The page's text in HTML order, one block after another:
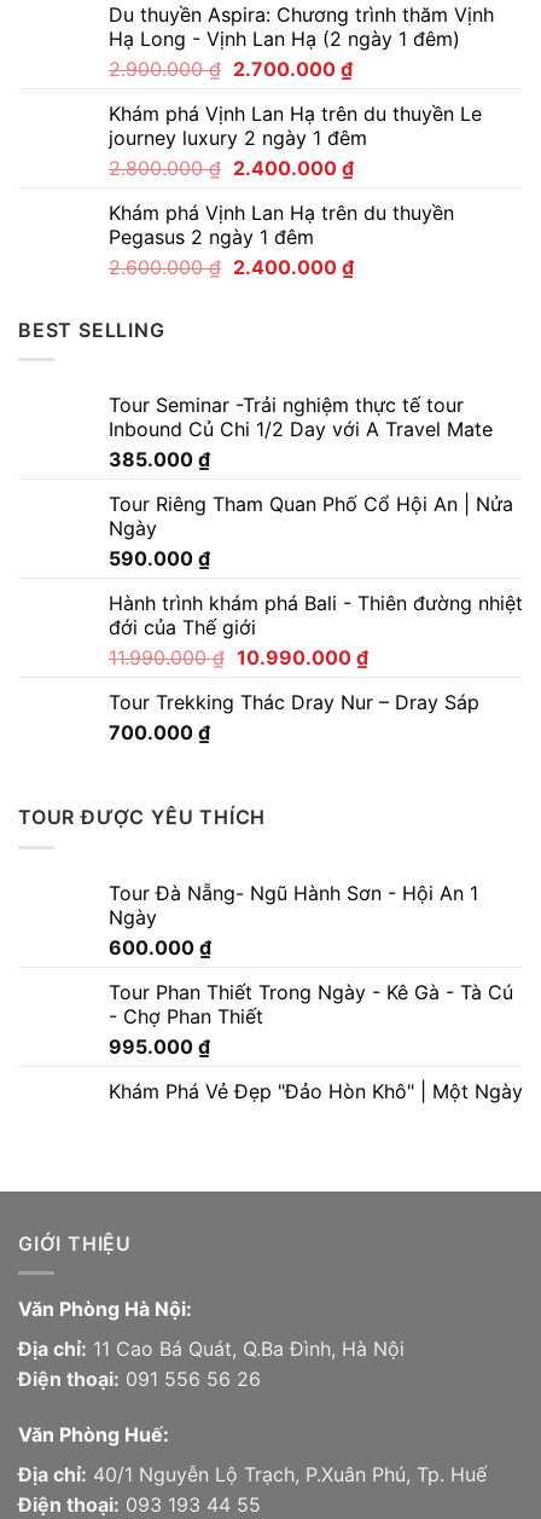
Du thuyền Aspira: Chương trình thăm Vịnh
Hạ Long - Vịnh Lan Hạ (2 ngày 1 đêm)
2.900.000₫ 2.700.000 ₫
Khám phá Vịnh Lan Hạ trên du thuyền Le
journey luxury 2 ngày 1 đêm
2.800.000₫ 2.400.000 ₫
Khám phá Vịnh Lan Hạ trên du thuyền
Pegasus 2 ngày 1 đêm
2.600.000₫ 2.400.000 ₫
BEST SELLING
Tour Seminar -Trải nghiệm thực tế tour
Inbound Củ Chi 1/2 Day với A Travel Mate
385.000 ₫
Tour Riêng Tham Quan Phố Cổ Hội An | Nửa
Ngày
590.000 ₫
Hành trình khám phá Bali - Thiên đường nhiệt
đới của Thế giới
11.990.000₫ 10.990.000 ₫
Tour Trekking Thác Dray Nur – Dray Sáp
700.000 ₫
TOUR ĐƯỢC YÊU THÍCH
Tour Đà Nẵng- Ngũ Hành Sơn - Hội An 1
Ngày
600.000 ₫
Tour Phan Thiết Trong Ngày - Kê Gà - Tà Cú
- Chợ Phan Thiết
995.000 ₫
Khám Phá Vẻ Đẹp "Đảo Hòn Khô" | Một Ngày
GIỚI THIỆU
Văn Phòng Hà Nội:
Địa chỉ: 11 Cao Bá Quát, Q.Ba Đình, Hà Nội
Điện thoại: 091 556 56 26
Văn Phòng Huế:
Địa chỉ: 40/1 Nguyễn Lộ Trạch, P.Xuân Phú, Tp. Huế
Điện thoại: 093 193 44 55